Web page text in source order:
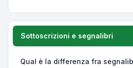
Sottoscrizioni e segnalibri
Qual è la differenza fra